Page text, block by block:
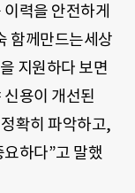
력을 안전하게
함께만드는세상
지원하다 보면
용이 개선된
확히 파악하고,
하다”고 말했